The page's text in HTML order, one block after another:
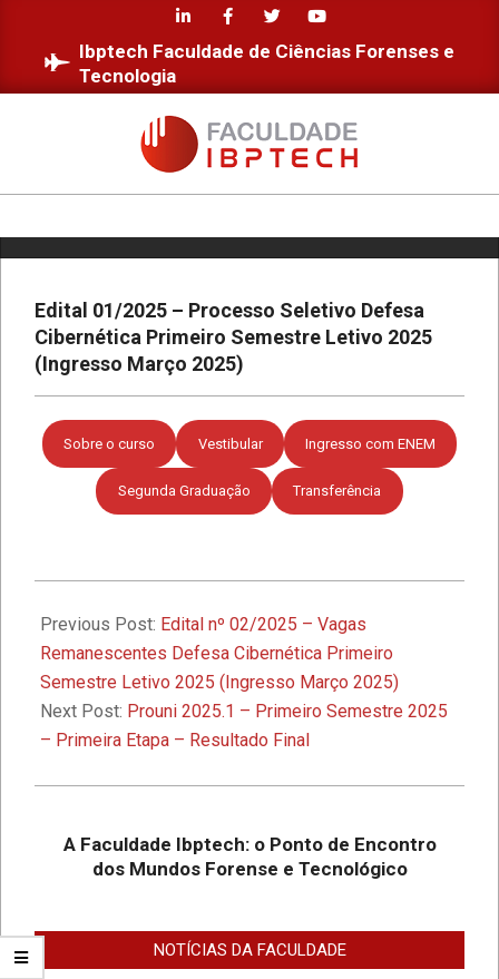
content
Ibptech Faculdade de Ciências Forenses e
Tecnologia
FACULDADE
IBPTECH
MenuEdital 01/2025 – Processo Seletivo Defesa
Cibernética Primeiro Semestre Letivo 2025
(Ingresso Março 2025)
Sobre o curso Vestibular Ingresso com ENEM
Segunda Graduação Transferência
02-
10
Previous Post: Edital nº 02/2025 – Vagas
Remanescentes Defesa Cibernética Primeiro
Semestre Letivo 2025 (Ingresso Março 2025)
Next Post: Prouni 2025.1 – Primeiro Semestre 2025
– Primeira Etapa – Resultado Final
A Faculdade Ibptech: o Ponto de Encontro
dos Mundos Forense e Tecnológico
NOTÍCIAS DA FACULDADE
Estudantes da Faculdade IBPTECH
desenvolvem site dedicado à
Educação Digital
Faculdade IBPTECH: Transformando
Futuros através da Educação de
Excelência
Faculdade IBPTECH e SBSeg 2023
Ibptech
A Faculdade Ibptech: o Ponto de
Encontro dos Mundos Forense e
Tecnológico
Cibernética para ingresso com
vestibular, Enem ou 2a. graduação na
Faculdade IBPTECH Lança Projeto
Promover Segurança na Internet